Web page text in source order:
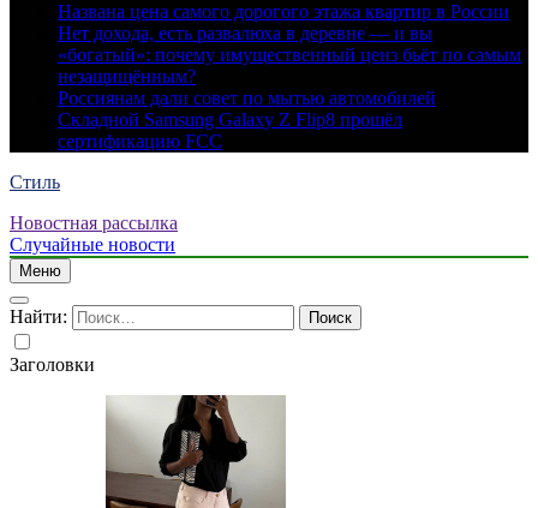
Названа цена самого дорогого этажа квартир в России
Нет дохода, есть развалюха в деревне — и вы
«богатый»: почему имущественный ценз бьёт по самым
незащищённым?
Россиянам дали совет по мытью автомобилей
Складной Samsung Galaxy Z Flip8 прошёл
сертификацию FCC
Стиль
Новостная рассылка
Случайные новости
Меню
Найти:
Заголовки